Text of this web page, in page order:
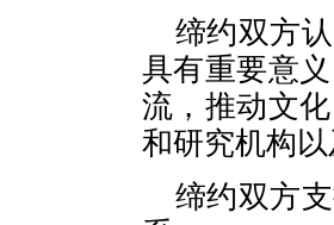
缔约双方
具有重要意
流，推动文
和研究机构
缔约双方